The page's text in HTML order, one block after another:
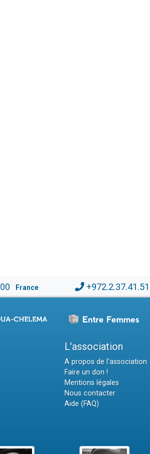
France
L'association
A propos de l'association
Faire un don !
Mentions légales
Nous contacter
Aide (FAQ)